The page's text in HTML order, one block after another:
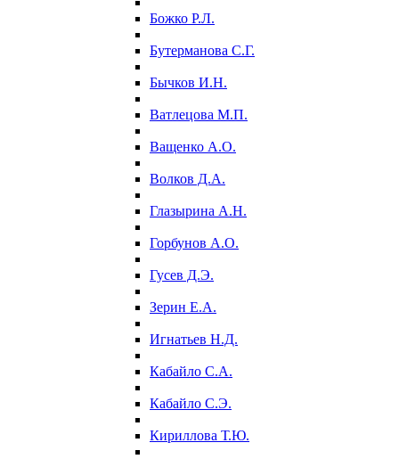
Божко Р.Л.
Бутерманова С.Г.
Бычков И.Н.
Ватлецова М.П.
Ващенко А.О.
Волков Д.А.
Глазырина А.Н.
Горбунов А.О.
Гусев Д.Э.
Зерин Е.А.
Игнатьев Н.Д.
Кабайло С.А.
Кабайло С.Э.
Кириллова Т.Ю.